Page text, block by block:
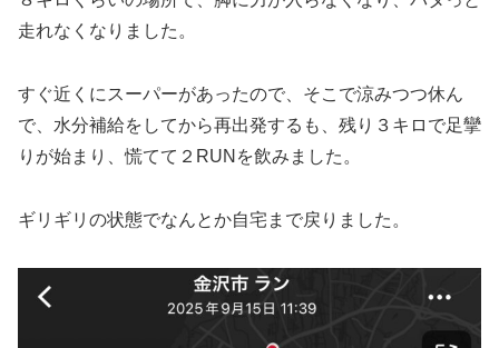
走れなくなりました。
すぐ近くにスーパーがあったので、そこで涼みつつ休ん
で、水分補給をしてから再出発するも、残り３キロで足攣
りが始まり、慌てて２RUNを飲みました。
ギリギリの状態でなんとか自宅まで戻りました。